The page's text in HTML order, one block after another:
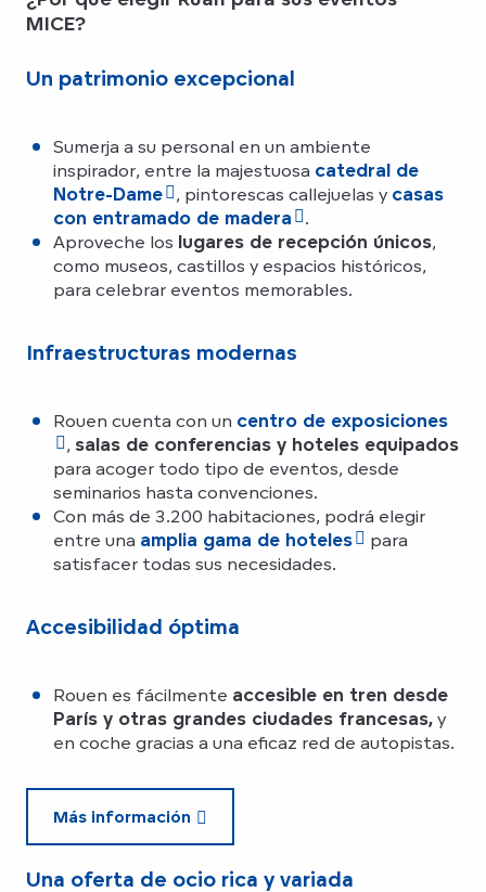
MICE?
Un patrimonio excepcional
Sumerja a su personal en un ambiente
inspirador, entre la majestuosa catedral de
Notre-Dame
, pintorescas callejuelas y casas
con entramado de madera
.
Aproveche los lugares de recepción únicos,
como museos, castillos y espacios históricos,
para celebrar eventos memorables.
Infraestructuras modernas
Rouen cuenta con un centro de exposiciones
, salas de conferencias y hoteles equipados
para acoger todo tipo de eventos, desde
seminarios hasta convenciones.
Con más de 3.200 habitaciones, podrá elegir
entre una amplia gama de hoteles
para
satisfacer todas sus necesidades.
Accesibilidad óptima
Rouen es fácilmente accesible en tren desde
París y otras grandes ciudades francesas,y
en coche gracias a una eficaz red de autopistas.
Más información
Una oferta de ocio rica y variada